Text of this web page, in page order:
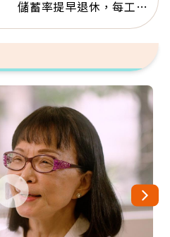
儲蓄率提早退休，每工作